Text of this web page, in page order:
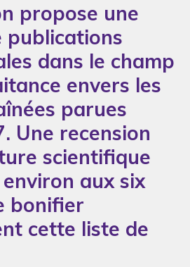
propose une
publications
dans le champ
envers les
parues
Une recension
scientifique
aux six
bonifier
cette liste de